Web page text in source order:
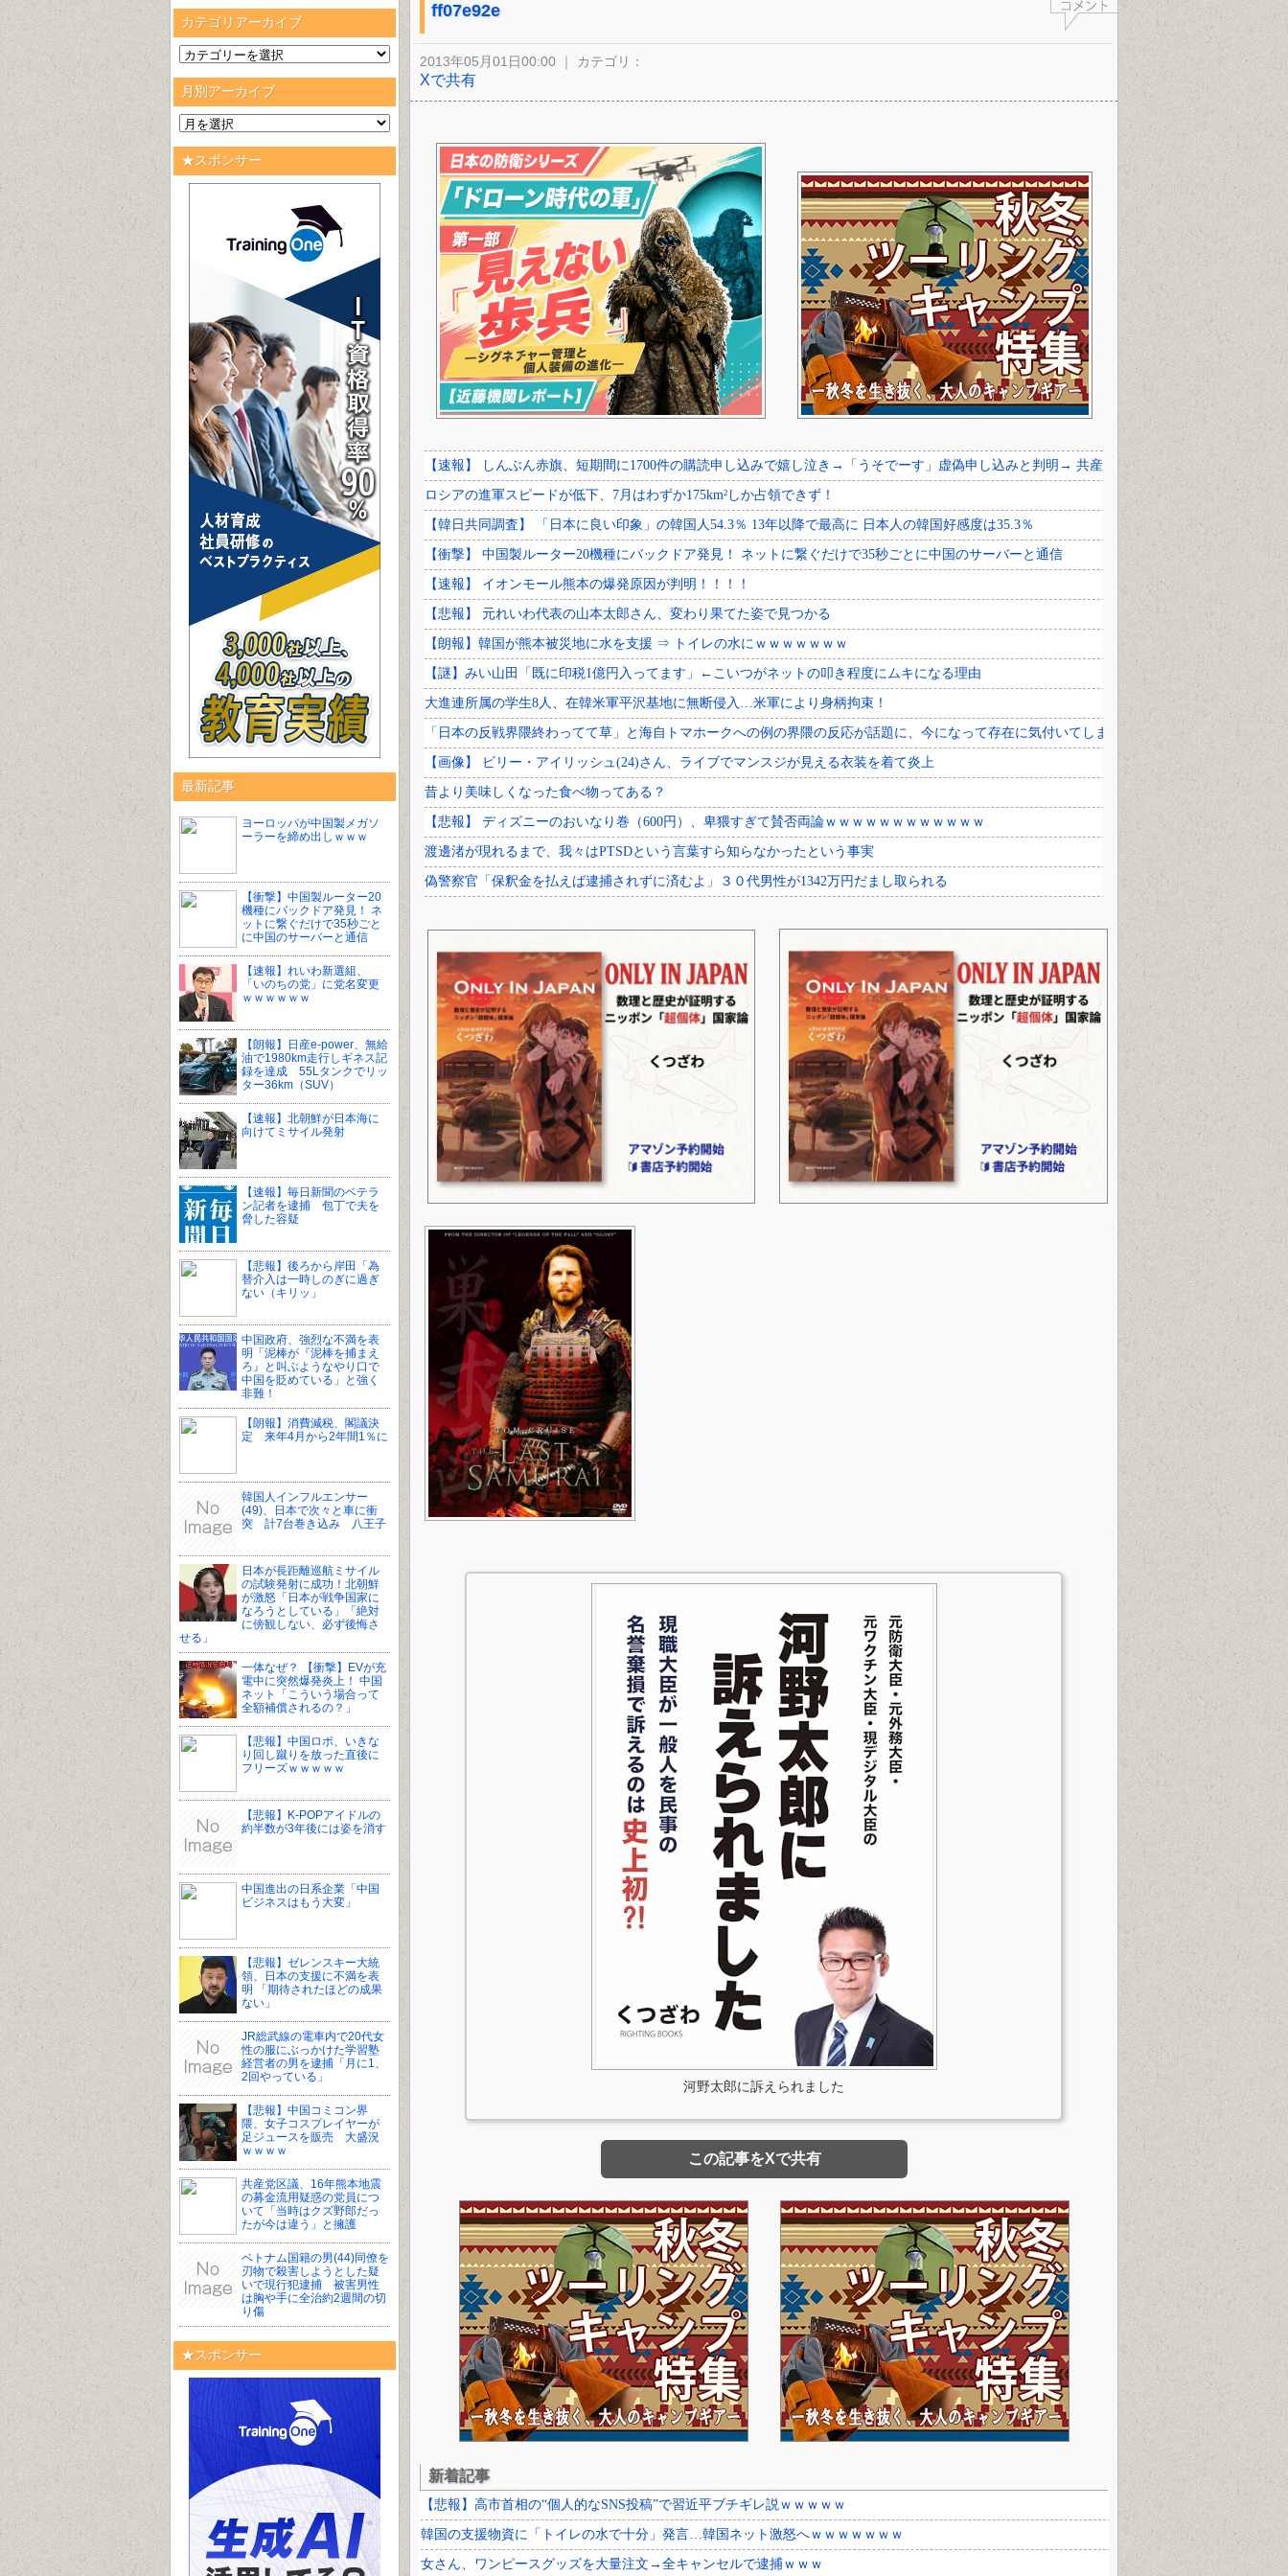
カテゴリアーカイブ
月別アーカイブ
★スポンサー
最新記事
ヨーロッパが中国製メガソ
ーラーを締め出しｗｗｗ
【衝撃】中国製ルーター20
機種にバックドア発見！ ネ
ットに繋ぐだけで35秒ごと
に中国のサーバーと通信
【速報】れいわ新選組、
「いのちの党」に党名変更
ｗｗｗｗｗｗ
【朗報】日産e-power、無給
油で1980km走行しギネス記
録を達成 55Lタンクでリッ
ター36km（SUV）
【速報】北朝鮮が日本海に
向けてミサイル発射
【速報】毎日新聞のベテラ
ン記者を逮捕 包丁で夫を
脅した容疑
【悲報】後ろから岸田「為
替介入は一時しのぎに過ぎ
ない（キリッ」
中国政府、強烈な不満を表
明「泥棒が『泥棒を捕まえ
ろ』と叫ぶようなやり口で
中国を貶めている」と強く
非難！
【朗報】消費減税、閣議決
定 来年4月から2年間1％に
韓国人インフルエンサー
(49)、日本で次々と車に衝
突 計7台巻き込み 八王子
日本が長距離巡航ミサイル
の試験発射に成功！北朝鮮
が激怒「日本が戦争国家に
なろうとしている」「絶対
に傍観しない、必ず後悔さ
せる」
一体なぜ？ 【衝撃】EVが充
電中に突然爆発炎上！ 中国
ネット「こういう場合って
全額補償されるの？」
【悲報】中国ロボ、いきな
り回し蹴りを放った直後に
フリーズｗｗｗｗｗ
【悲報】K-POPアイドルの
約半数が3年後には姿を消す
中国進出の日系企業「中国
ビジネスはもう大変」
【悲報】ゼレンスキー大統
領、日本の支援に不満を表
明 「期待されたほどの成果
ない」
JR総武線の電車内で20代女
性の服にぶっかけた学習塾
経営者の男を逮捕「月に1、
2回やっている」
【悲報】中国コミコン界
隈、女子コスプレイヤーが
足ジュースを販売 大盛況
ｗｗｗｗ
共産党区議、16年熊本地震
の募金流用疑惑の党員につ
いて「当時はクズ野郎だっ
たが今は違う」と擁護
ベトナム国籍の男(44)同僚を
刃物で殺害しようとした疑
いで現行犯逮捕 被害男性
は胸や手に全治約2週間の切
り傷
★スポンサー
ff07e92e
2013年05月01日00:00 ｜ カテゴリ：
Xで共有
河野太郎に訴えられました
この記事をXで共有
新着記事